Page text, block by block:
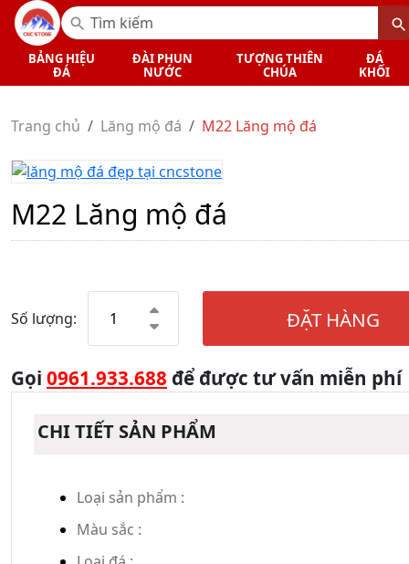
BẢNG HIỆU
ĐÁ
ĐÀI PHUN
NƯỚC
TƯỢNG THIÊN
CHÚA
ĐÁ
KHỐI
Trang chủ Lăng mộ đá M22 Lăng mộ đá
M22 Lăng mộ đá
Số lượng: ĐẶT HÀNG
Gọi 0961.933.688 để được tư vấn miễn phí
CHI TIẾT SẢN PHẨM
Loại sản phẩm :
Màu sắc :